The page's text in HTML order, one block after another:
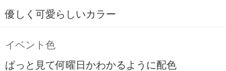
優しく可愛らしいカラー
イベント色
ぱっと見て何曜日かわかるように配色